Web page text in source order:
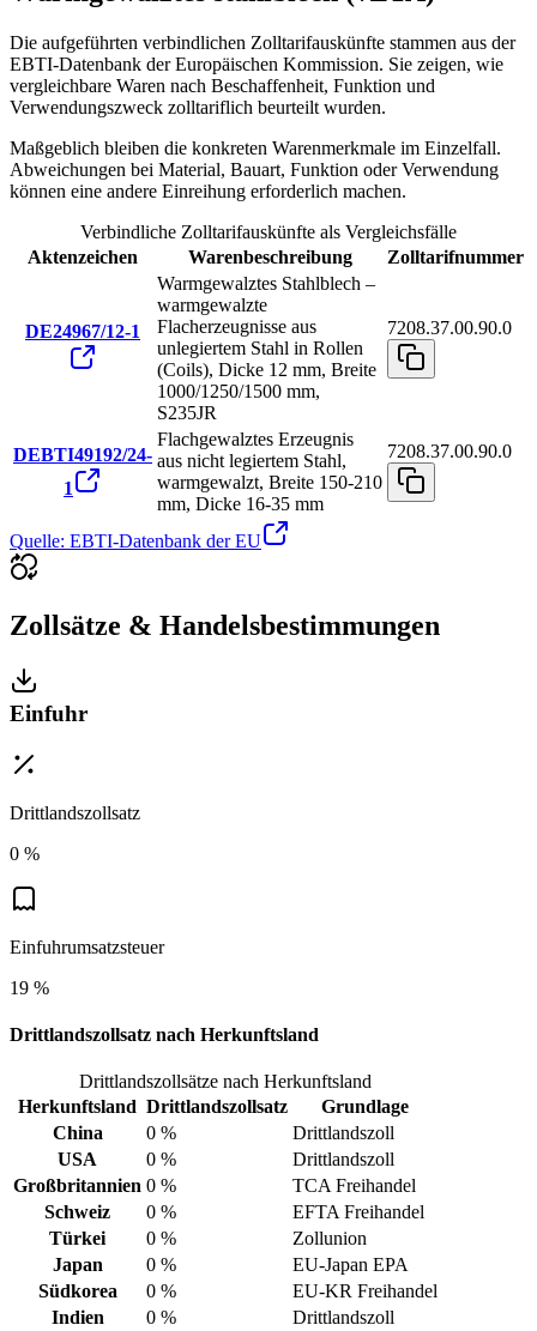
Die aufgeführten verbindlichen Zolltarifauskünfte stammen aus der
EBTI-Datenbank der Europäischen Kommission. Sie zeigen, wie
vergleichbare Waren nach Beschaffenheit, Funktion und
Verwendungszweck zolltariflich beurteilt wurden.
Maßgeblich bleiben die konkreten Warenmerkmale im Einzelfall.
Abweichungen bei Material, Bauart, Funktion oder Verwendung
können eine andere Einreihung erforderlich machen.
Verbindliche Zolltarifauskünfte als Vergleichsfälle
Aktenzeichen
Warenbeschreibung Zolltarifnummer
DE24967/12-1
Warmgewalztes Stahlblech –
warmgewalzte
Flacherzeugnisse aus
unlegiertem Stahl in Rollen
(Coils), Dicke 12 mm, Breite
1000/1250/1500 mm,
S235JR
7208.37.00.90.0
DEBTI49192/24-
1
Flachgewalztes Erzeugnis
aus nicht legiertem Stahl,
warmgewalzt, Breite 150-210
mm, Dicke 16-35 mm
7208.37.00.90.0
Quelle: EBTI-Datenbank der EU
Zollsätze & Handelsbestimmungen
Einfuhr
Drittlandszollsatz
0 %
Einfuhrumsatzsteuer
19 %
Drittlandszollsatz nach Herkunftsland
Drittlandszollsätze nach Herkunftsland
Herkunftsland Drittlandszollsatz
Grundlage
China
0 %
Drittlandszoll
USA
0 %
Drittlandszoll
Großbritannien 0 %
TCA Freihandel
Schweiz
0 %
EFTA Freihandel
Türkei
0 %
Zollunion
Japan
0 %
EU-Japan EPA
Südkorea
0 %
EU-KR Freihandel
Indien
0 %
Drittlandszoll